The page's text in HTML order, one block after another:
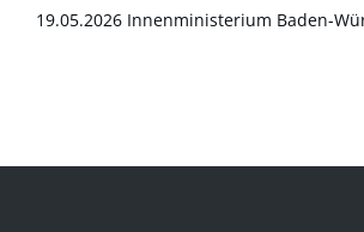
19.05.2026 Innenministerium Baden-